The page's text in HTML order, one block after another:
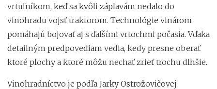
vrtuľníkom, keď sa kvôli záplavám nedalo do
vinohradu vojsť traktorom. Technológie vinárom
pomáhajú bojovať aj s ďalšími vrtochmi počasia. Vďaka
detailným predpovediam vedia, kedy presne oberať
ktoré plochy a ktoré môžu nechať zrieť trochu dlhšie.
Vinohradníctvo je podľa Jarky Ostrožovičovej